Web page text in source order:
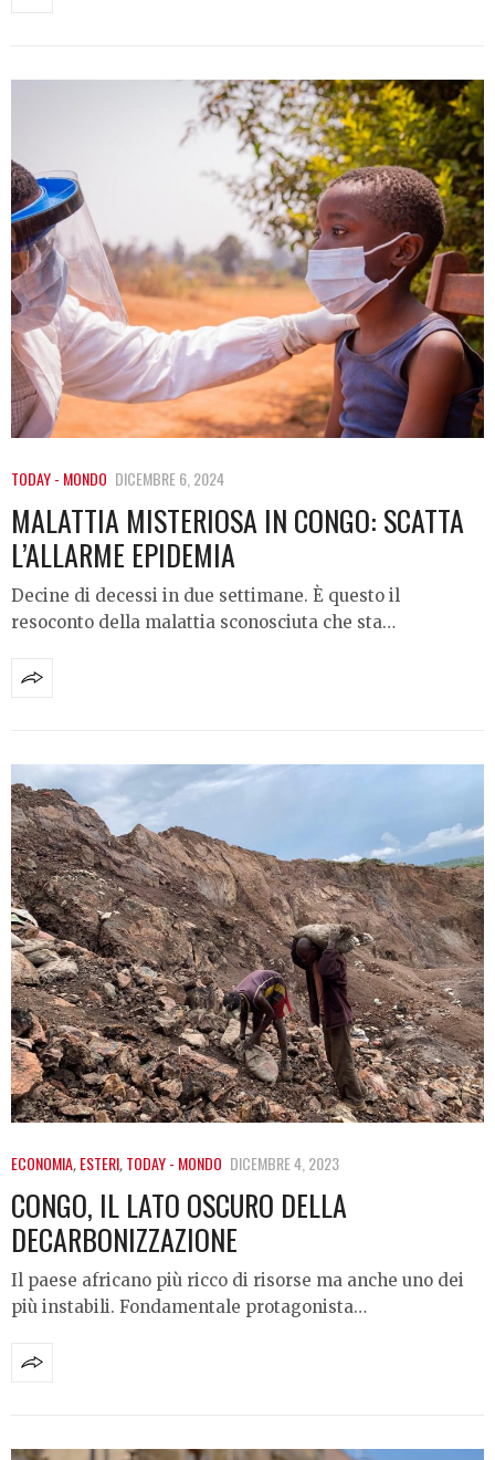
TODAY - MONDO DICEMBRE 6, 2024
MALATTIA MISTERIOSA IN CONGO: SCATTA
L’ALLARME EPIDEMIA
Decine di decessi in due settimane. È questo il
resoconto della malattia sconosciuta che sta…
ECONOMIA,ESTERI,TODAY - MONDO DICEMBRE 4, 2023
CONGO, IL LATO OSCURO DELLA
DECARBONIZZAZIONE
Il paese africano più ricco di risorse ma anche uno dei
più instabili. Fondamentale protagonista…